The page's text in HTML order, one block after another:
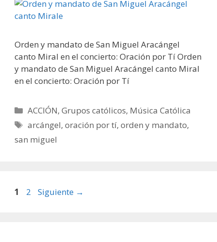
Orden y mandato de San Miguel Aracángel
canto Miral en el concierto: Oración por Tí Orden
y mandato de San Miguel Aracángel canto Miral
en el concierto: Oración por Tí
Categorías
ACCIÓN,Grupos católicos, Música Católica
Etiquetas
arcángel,oración por tí,orden y mandato,
san miguel
Página
1 Página
2 Siguiente →